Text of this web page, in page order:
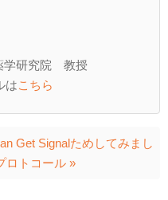
研究院 教授
はこちら
Get Signalためしてみまし
ロトコール »